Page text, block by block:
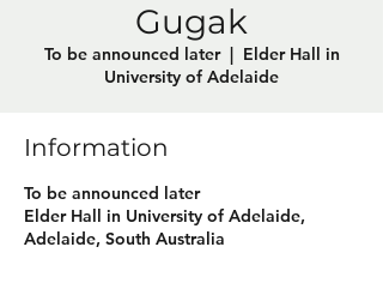
Gugak
To be announced later
  |
Elder Hall in
University of Adelaide
Information
To be announced later
Elder Hall in University of Adelaide,
Adelaide, South Australia